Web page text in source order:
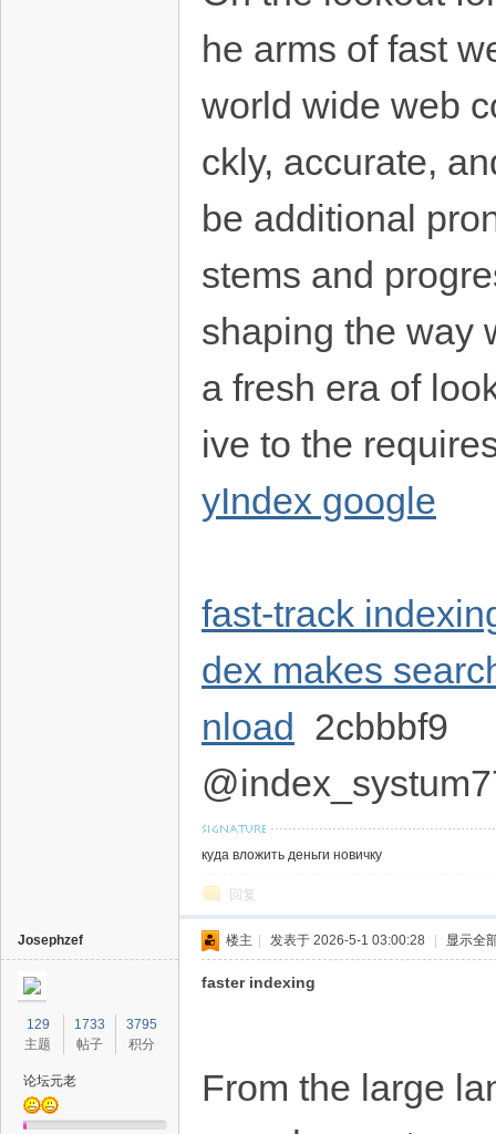
he arms of fast
world wide web
ckly, accurate,
be additional
stems and
shaping the way
a fresh era of
ive to the
yIndex google
fast-track
dex makes
nload 2cbbbf9
куда вложить деньги новичку
回复
Josephzef
129
主题
1733
帖子
3795
积分
论坛元老
楼主 发表于 2026-5-1 03:00:28 显示全
faster indexing
From the large